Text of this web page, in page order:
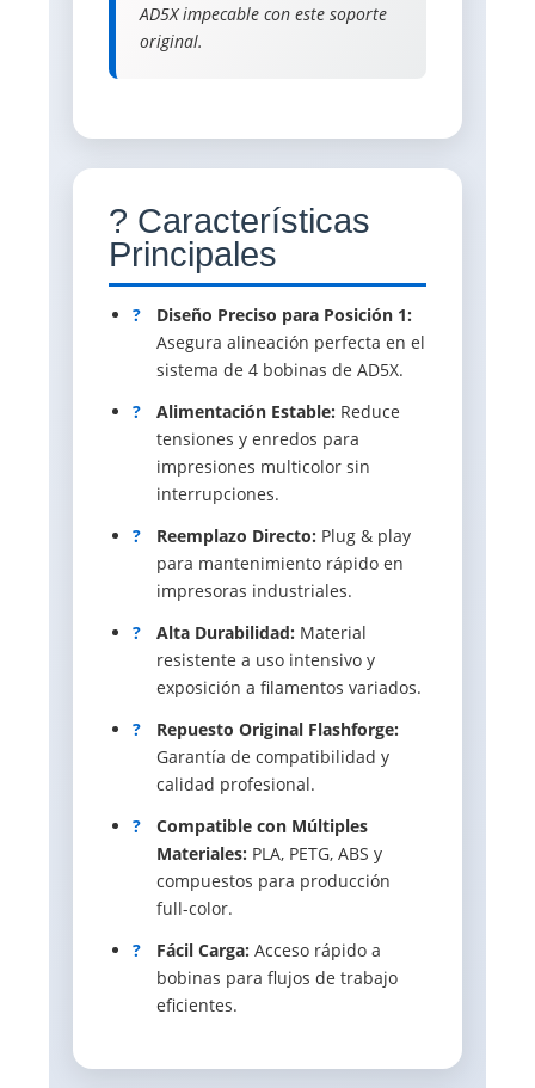
AD5X impecable con este soporte
original.
? Características
Principales
?
Diseño Preciso para Posición 1:
Asegura alineación perfecta en el
sistema de 4 bobinas de AD5X.
?
Alimentación Estable: Reduce
tensiones y enredos para
impresiones multicolor sin
interrupciones.
?
Reemplazo Directo: Plug & play
para mantenimiento rápido en
impresoras industriales.
?
Alta Durabilidad: Material
resistente a uso intensivo y
exposición a filamentos variados.
?
Repuesto Original Flashforge:
Garantía de compatibilidad y
calidad profesional.
?
Compatible con Múltiples
Materiales: PLA, PETG, ABS y
compuestos para producción
full-color.
?
Fácil Carga: Acceso rápido a
bobinas para flujos de trabajo
eficientes.